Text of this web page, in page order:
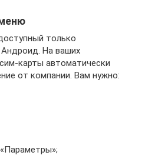
только
На ваших
карты автоматически
от компании. Вам нужно: